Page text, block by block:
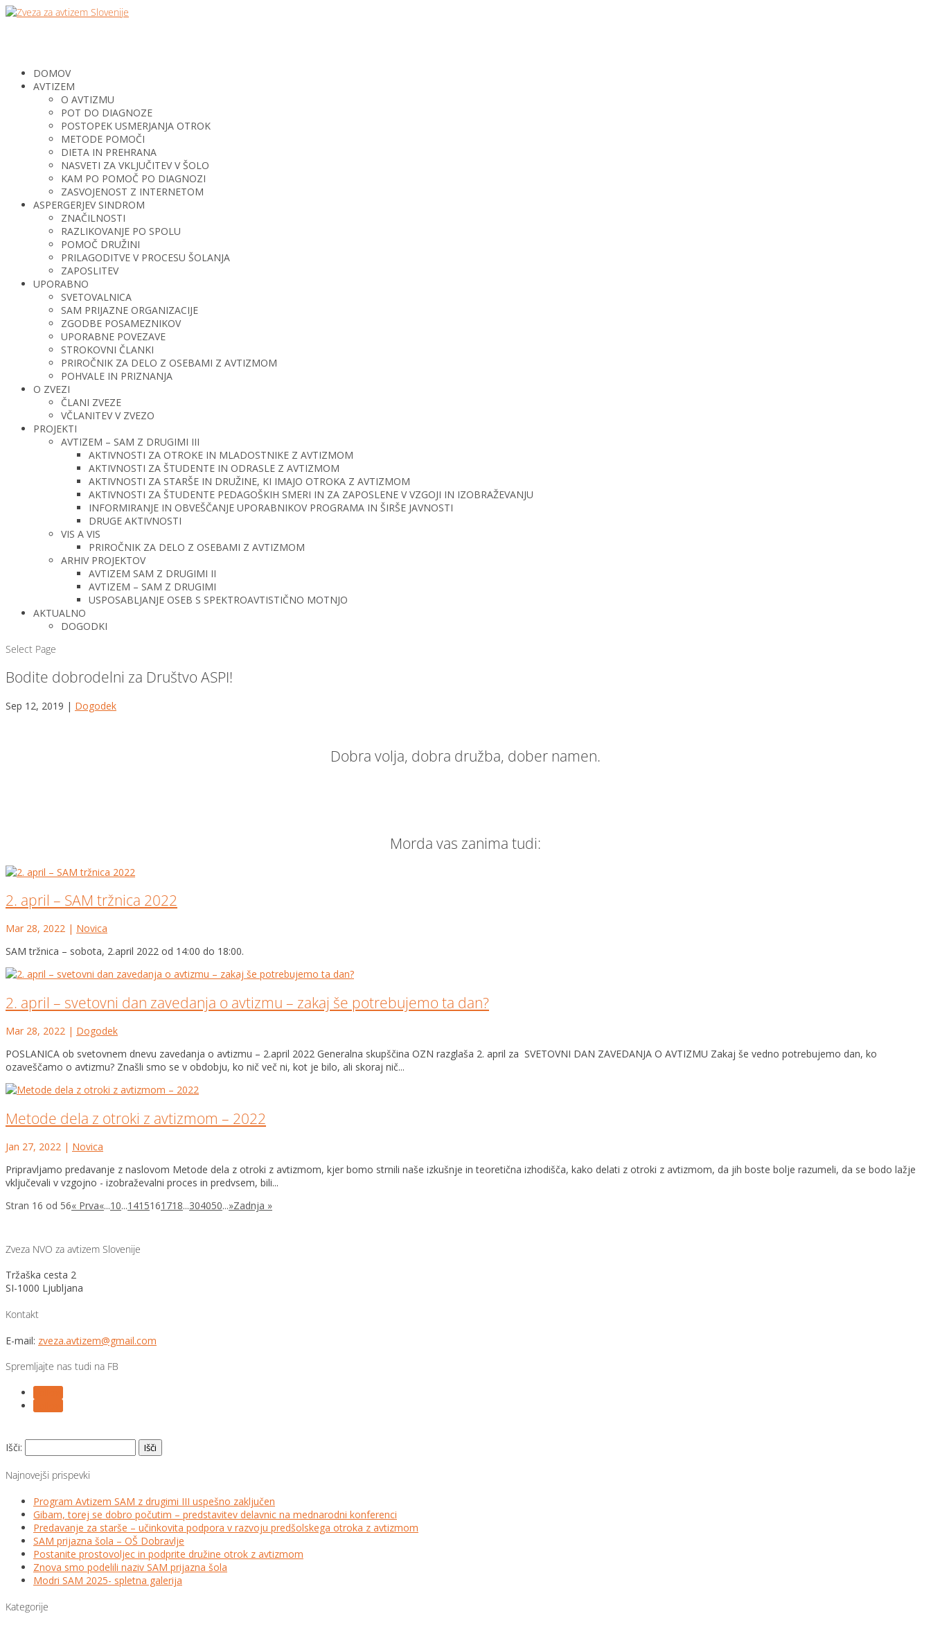
DOMOV
AVTIZEM
O AVTIZMU
POT DO DIAGNOZE
POSTOPEK USMERJANJA OTROK
METODE POMOČI
DIETA IN PREHRANA
NASVETI ZA VKLJUČITEV V ŠOLO
KAM PO POMOČ PO DIAGNOZI
ZASVOJENOST Z INTERNETOM
ASPERGERJEV SINDROM
ZNAČILNOSTI
RAZLIKOVANJE PO SPOLU
POMOČ DRUŽINI
PRILAGODITVE V PROCESU ŠOLANJA
ZAPOSLITEV
UPORABNO
SVETOVALNICA
SAM PRIJAZNE ORGANIZACIJE
ZGODBE POSAMEZNIKOV
UPORABNE POVEZAVE
STROKOVNI ČLANKI
PRIROČNIK ZA DELO Z OSEBAMI Z AVTIZMOM
POHVALE IN PRIZNANJA
O ZVEZI
ČLANI ZVEZE
VČLANITEV V ZVEZO
PROJEKTI
AVTIZEM – SAM Z DRUGIMI III
AKTIVNOSTI ZA OTROKE IN MLADOSTNIKE Z AVTIZMOM
AKTIVNOSTI ZA ŠTUDENTE IN ODRASLE Z AVTIZMOM
AKTIVNOSTI ZA STARŠE IN DRUŽINE, KI IMAJO OTROKA Z AVTIZMOM
AKTIVNOSTI ZA ŠTUDENTE PEDAGOŠKIH SMERI IN ZA ZAPOSLENE V VZGOJI IN IZOBRAŽEVANJU
INFORMIRANJE IN OBVEŠČANJE UPORABNIKOV PROGRAMA IN ŠIRŠE JAVNOSTI
DRUGE AKTIVNOSTI
VIS A VIS
PRIROČNIK ZA DELO Z OSEBAMI Z AVTIZMOM
ARHIV PROJEKTOV
AVTIZEM SAM Z DRUGIMI II
AVTIZEM – SAM Z DRUGIMI
USPOSABLJANJE OSEB S SPEKTROAVTISTIČNO MOTNJO
AKTUALNO
DOGODKI
Select Page
Bodite dobrodelni za Društvo ASPI!
Sep 12, 2019 | Dogodek
Dobra volja, dobra družba, dober namen.
Morda vas zanima tudi:
2. april – SAM tržnica 2022
Mar 28, 2022 | Novica
SAM tržnica – sobota, 2.april 2022 od 14:00 do 18:00.
2. april – svetovni dan zavedanja o avtizmu – zakaj še potrebujemo ta dan?
Mar 28, 2022 | Dogodek
POSLANICA ob svetovnem dnevu zavedanja o avtizmu – 2.april 2022 Generalna skupščina OZN razglaša 2. april za SVETOVNI DAN ZAVEDANJA O AVTIZMU Zakaj še vedno potrebujemo dan, ko
ozaveščamo o avtizmu? Znašli smo se v obdobju, ko nič več ni, kot je bilo, ali skoraj nič...
Metode dela z otroki z avtizmom – 2022
Jan 27, 2022 | Novica
Pripravljamo predavanje z naslovom Metode dela z otroki z avtizmom, kjer bomo strnili naše izkušnje in teoretična izhodišča, kako delati z otroki z avtizmom, da jih boste bolje razumeli, da se bodo lažje
vključevali v vzgojno - izobraževalni proces in predvsem, bili...
Stran 16 od 56« Prva«...10...1415161718...304050...»Zadnja »
Zveza NVO za avtizem Slovenije
Tržaška cesta 2
SI-1000 Ljubljana
Kontakt
E-mail: zveza.avtizem@gmail.com
Spremljajte nas tudi na FB
Išči:
Najnovejši prispevki
Program Avtizem SAM z drugimi III uspešno zaključen
Gibam, torej se dobro počutim – predstavitev delavnic na mednarodni konferenci
Predavanje za starše – učinkovita podpora v razvoju predšolskega otroka z avtizmom
SAM prijazna šola – OŠ Dobravlje
Postanite prostovoljec in podprite družine otrok z avtizmom
Znova smo podelili naziv SAM prijazna šola
Modri SAM 2025- spletna galerija
Kategorije